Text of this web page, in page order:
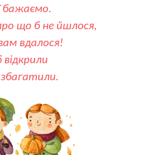
бажаємо.
що б не йшлося,
вдалося!